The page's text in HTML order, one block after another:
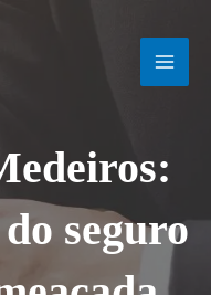
seguro